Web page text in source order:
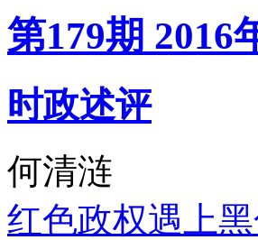
第179期 2016
时政述评
何清涟
红色政权遇上